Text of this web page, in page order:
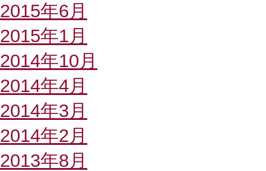
2015年6月
2015年1月
2014年10月
2014年4月
2014年3月
2014年2月
2013年8月